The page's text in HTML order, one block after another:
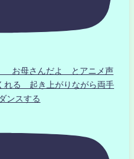
お母さんだよ とアニメ声
れる 起き上がりながら両手
ンスする